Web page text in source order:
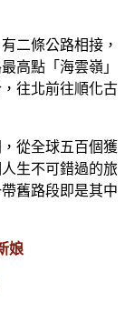
二條公路相接，
高點「海雲嶺」
往北前往順化古
從全球五百個獲
生不可錯過的旅
舊路段即是其中
娘